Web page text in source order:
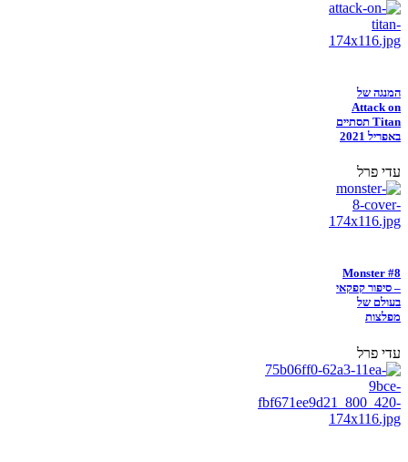
המנגה של
Attack on
Titan תסתיים
באפריל 2021
עדי פרל
Monster #8
– סיפור קפקאי
בעולם של
מפלצות
עדי פרל